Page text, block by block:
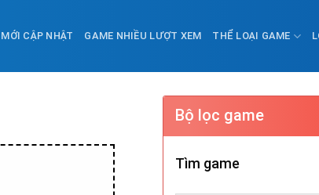
CẬP NHẬT GAME NHIỀU LƯỢT XEM THỂ LOẠI GAME
Bộ lọc game
Tìm game